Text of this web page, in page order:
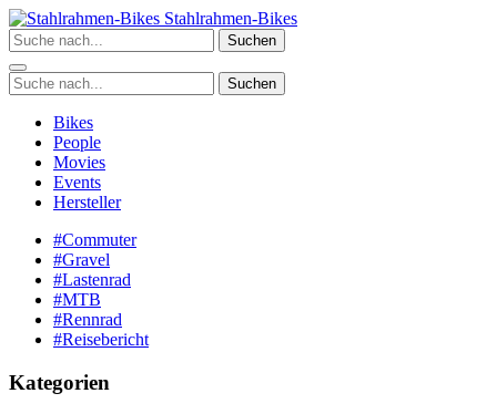
Zum
Inhalt
springen
Stahlrahmen-Bikes
Suchen
Suchen
Bikes
People
Movies
Events
Hersteller
#Commuter
#Gravel
#Lastenrad
#MTB
#Rennrad
#Reisebericht
Kategorien